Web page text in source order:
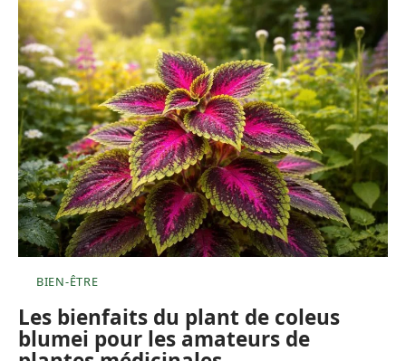
BIEN-ÊTRE
Les bienfaits du plant de coleus
blumei pour les amateurs de